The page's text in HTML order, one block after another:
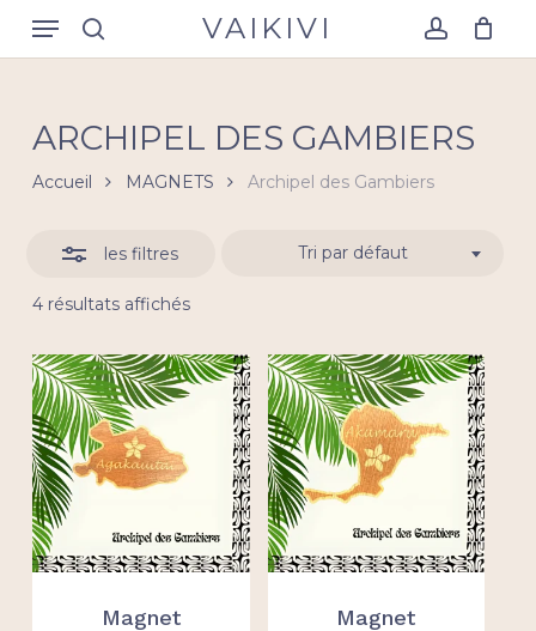
VAIKIVI
search account
Menu
Panier Close
ARCHIPEL DES GAMBIERS
Accueil MAGNETS Archipel des Gambiers
les filtres
4 résultats affichés
Tri par défaut
Masquer
Magnet
Magnet